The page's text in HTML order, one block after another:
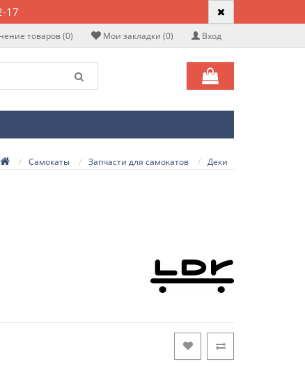
17
Вход
Мои закладки (0)
товаров (0)
Самокаты Запчасти для самокатов Деки